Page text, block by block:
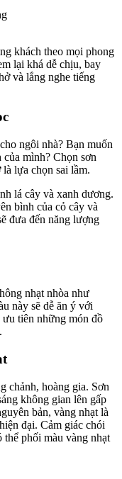
khách theo mọi phong
lại khá dễ chịu, bay
và lắng nghe tiếng
ngôi nhà? Bạn muốn
mình? Chọn sơn
lựa chọn sai lầm.
lá cây và xanh dương.
bình của cỏ cây và
đưa đến năng lượng
nhạt nhòa như
này sẽ dễ ăn ý với
ưu tiên những món đồ
chảnh, hoàng gia. Sơn
không gian lên gấp
bản, vàng nhạt là
đại. Cảm giác chói
phối màu vàng nhạt